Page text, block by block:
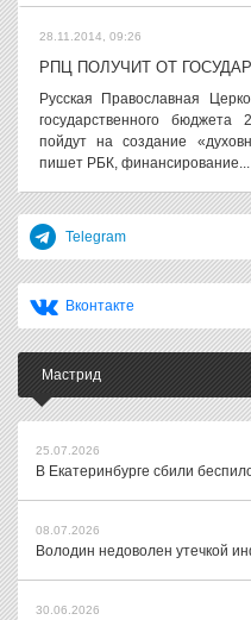
28.11.2014, 09:26
РПЦ ПОЛУЧИТ ОТ
Русская Православная
государственного
пойдут на создание
пишет РБК, финансирование...
Telegram
Вконтакте
Мастрид
25.07.2026
В Екатеринбурге сбили
08.07.2026
Володин недоволен утечкой
30.06.2026